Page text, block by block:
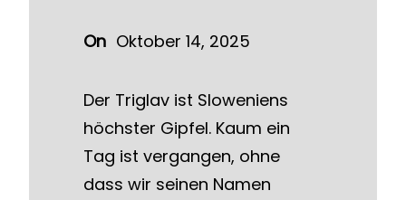
On Oktober 14, 2025
Der Triglav ist Sloweniens
höchster Gipfel. Kaum ein
Tag ist vergangen, ohne
dass wir seinen Namen